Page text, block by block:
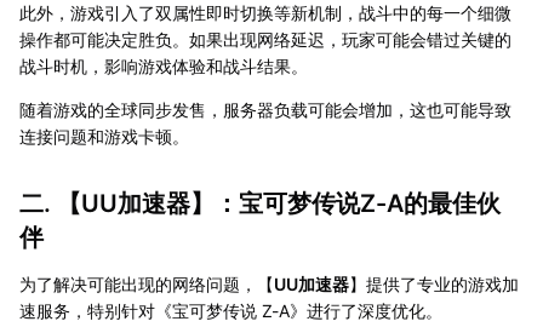
此外，游戏引入了双属性即时切换等新机制，战斗中的每一个细微
操作都可能决定胜负。如果出现网络延迟，玩家可能会错过关键的
战斗时机，影响游戏体验和战斗结果。
随着游戏的全球同步发售，服务器负载可能会增加，这也可能导致
连接问题和游戏卡顿。
二. 【UU加速器】：宝可梦传说Z-A的最佳伙
伴
为了解决可能出现的网络问题，【UU加速器】提供了专业的游戏加
速服务，特别针对《宝可梦传说 Z-A》进行了深度优化。